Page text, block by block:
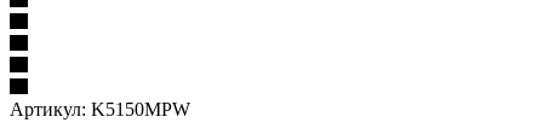
Артикул: K5150MPW